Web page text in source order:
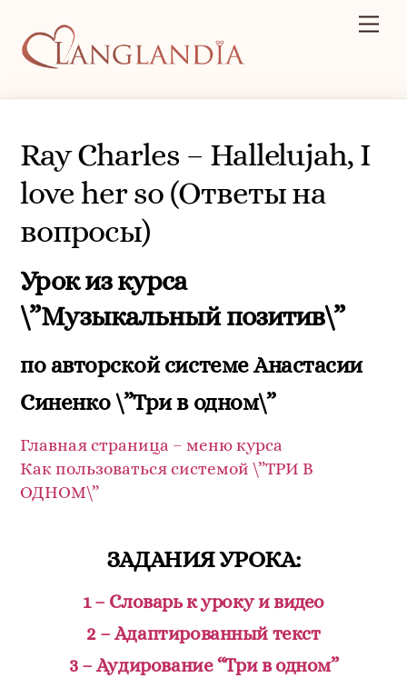
content
Ray Charles – Hallelujah, I
love her so (Ответы на
вопросы)
Урок из курса
\”Музыкальный позитив\”
по авторской системе Анастасии
Синенко \”Три в одном\”
Главная страница – меню курса
Как пользоваться системой \”ТРИ В
ОДНОМ\”
ЗАДАНИЯ УРОКА:
1– Словарь к уроку и видео
2 –Адаптированный текст
3 –Аудирование “Три в одном”